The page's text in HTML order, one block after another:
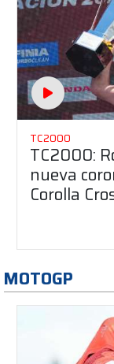
TC2000
TC2000:
nueva
Corolla
MOTOGP